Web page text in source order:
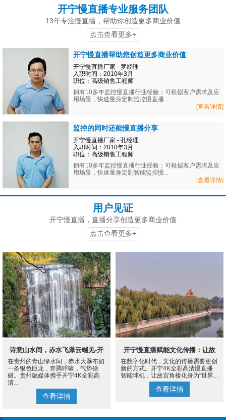
开宁慢直播专业服务团队
13年专注慢直播，帮助你创造更多商业价值
点击查看更多+
开宁慢直播帮助您创造更多商业价值
开宁慢直播厂家 - 罗经理
入职时间：2010年3月
职位：高级销售工程师
拥有10多年监控慢直播行业经验；可根据客户需求及应
用场景，快速量身定制监控慢直播...
[查看详情]
监控的同时还能慢直播分享
开宁慢直播厂家 - 孔经理
入职时间：2010年3月
职位：高级销售工程师
拥有10多年监控慢直播行业经验；可根据客户需求及应
用场景，快速量身定制智能监控慢...
[查看详情]
用户见证
开宁慢直播，直播分享创造更多商业价值
点击查看更多+
诗意山水间，赤水飞瀑云端见-开
宁4K慢直播摄像机
在贵州的青山绿水间，赤水大瀑布如
一条银色巨龙，奔腾呼啸，气势磅
礴。贵州融媒体携手开宁4K全彩高
清...
查看详情
开宁慢直播赋能文化传播：让故
宫角楼成为世界的文化客厅
在数字化时代，文化的传播需要更创
新的方式。开宁4K全彩高清慢直播
智能球机，让故宫角楼化身为“世界...
查看详情